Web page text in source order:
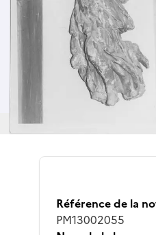
Référence de la
PM13002055